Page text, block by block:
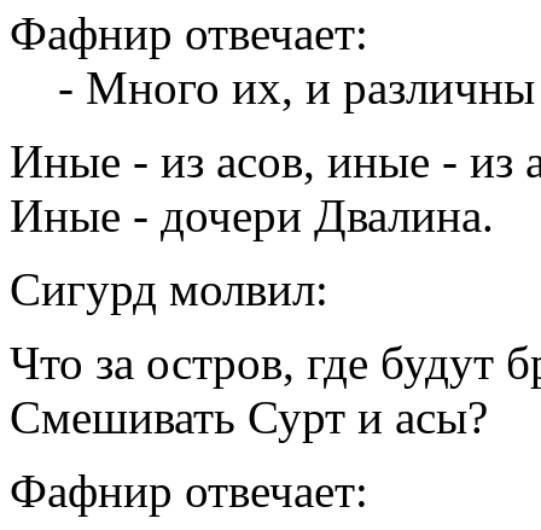
Фафнир отвечает:
- Много их, и различны
Иные - из асов, иные - из
Иные - дочери Двалина.
Сигурд молвил:
Что за остров, где будут
Смешивать Сурт и асы?
Фафнир отвечает: